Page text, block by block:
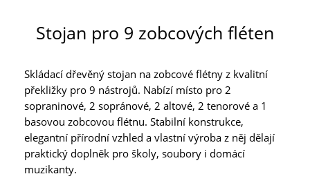
Stojan pro 9 zobcových fléten
Skládací dřevěný stojan na zobcové flétny z kvalitní
překližky pro 9 nástrojů. Nabízí místo pro 2
sopraninové, 2 sopránové, 2 altové, 2 tenorové a 1
basovou zobcovou flétnu. Stabilní konstrukce,
elegantní přírodní vzhled a vlastní výroba z něj dělají
praktický doplněk pro školy, soubory i domácí
muzikanty.